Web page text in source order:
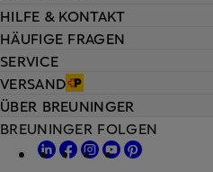
HILFE & KONTAKT
HÄUFIGE FRAGEN
SERVICE
VERSAND
ÜBER BREUNINGER
BREUNINGER FOLGEN